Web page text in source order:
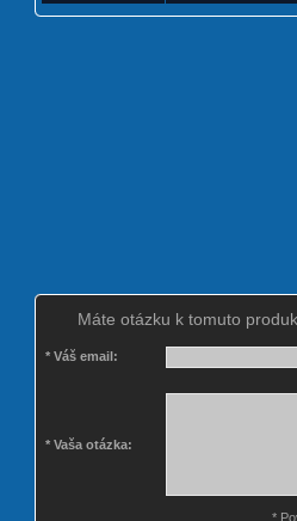
Máte otázku k tomuto
* Váš email:
* Vaša otázka:
*